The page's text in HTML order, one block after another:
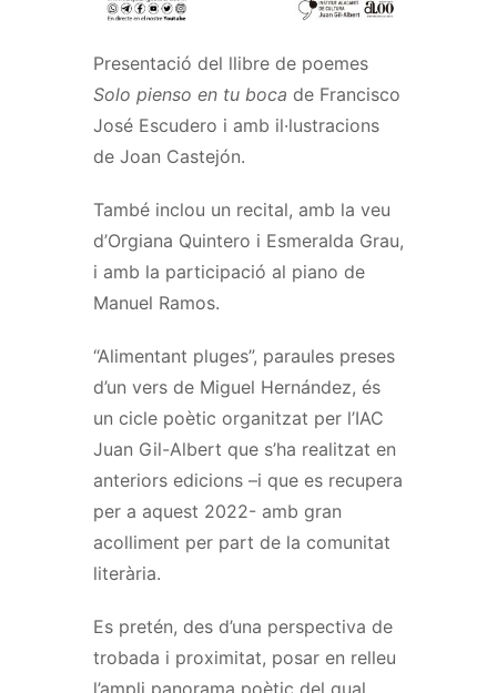
Presentació del llibre de poemes
Solo pienso en tu boca de Francisco
José Escudero i amb il·lustracions
de Joan Castejón.
També inclou un recital, amb la veu
d’Orgiana Quintero i Esmeralda Grau,
i amb la participació al piano de
Manuel Ramos.
“Alimentant pluges”, paraules preses
d’un vers de Miguel Hernández, és
un cicle poètic organitzat per l’IAC
Juan Gil-Albert que s’ha realitzat en
anteriors edicions –i que es recupera
per a aquest 2022- amb gran
acolliment per part de la comunitat
literària.
Es pretén, des d’una perspectiva de
trobada i proximitat, posar en relleu
l’ampli panorama poètic del qual